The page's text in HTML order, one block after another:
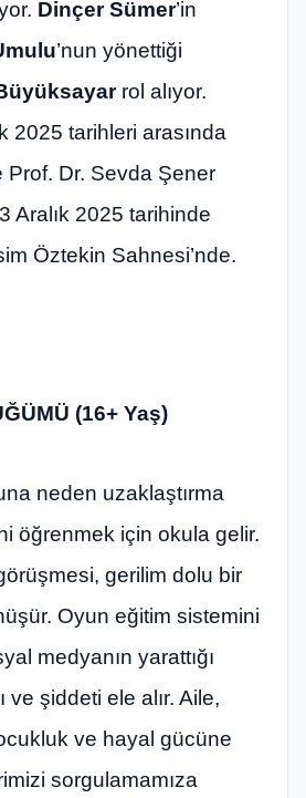
Dinçer Sümer’in
’nun yönettiği
rol alıyor.
2025 tarihleri arasında
Prof. Dr. Sevda Şener
Aralık 2025 tarihinde
Öztekin Sahnesi’nde.
(16+ Yaş)
neden uzaklaştırma
öğrenmek için okula gelir.
gerilim dolu bir
Oyun eğitim sistemini
medyanın yarattığı
ve şiddeti ele alır. Aile,
ve hayal gücüne
sorgulamamıza